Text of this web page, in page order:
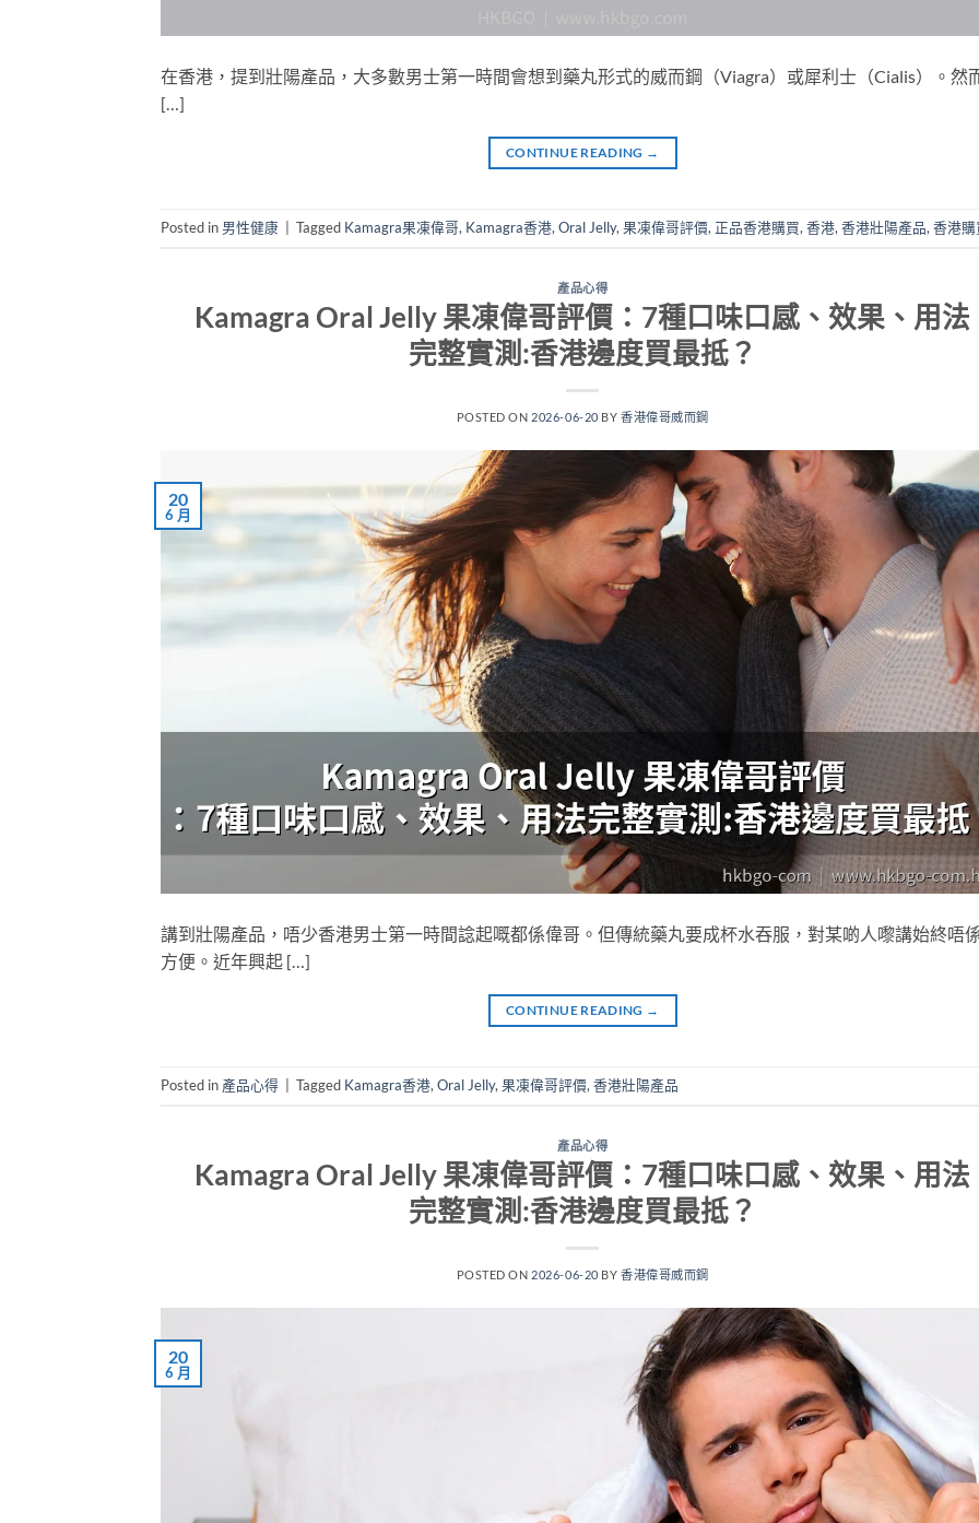
在香港，提到壯陽產品，大多數男士第一時間會想到藥丸形式的威而鋼（Viagra）或犀利士（Cialis）。然
[…]
CONTINUE READING →
Posted in 男性健康 Tagged Kamagra果凍偉哥, Kamagra香港, Oral Jelly, 果凍偉哥評價, 正品香港購買, 香港, 香港壯陽產品, 香港購
產品心得
Kamagra Oral Jelly 果凍偉哥評價：7種口味口感、效果、用法
完整實測:香港邊度買最抵？
POSTED ON 2026-06-20 BY香港偉哥威而鋼
20
6 月
講到壯陽產品，唔少香港男士第一時間諗起嘅都係偉哥。但傳統藥丸要成杯水吞服，對某啲人嚟講始終唔
方便。近年興起 […]
CONTINUE READING →
Posted in 產品心得 Tagged Kamagra香港,Oral Jelly,果凍偉哥評價,香港壯陽產品
產品心得
Kamagra Oral Jelly 果凍偉哥評價：7種口味口感、效果、用法
完整實測:香港邊度買最抵？
POSTED ON 2026-06-20 BY香港偉哥威而鋼
20
6 月